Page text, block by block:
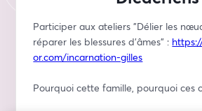
Participer aux ateliers "Délier les
réparer les blessures d'âmes" :
or.com/incarnation-gilles
Pourquoi cette famille, pourquoi ces